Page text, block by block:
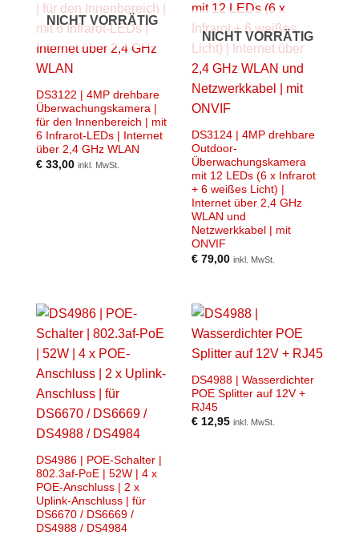
NICHT VORRÄTIG
DS3122 | 4MP drehbare
Überwachungskamera |
für den Innenbereich | mit
6 Infrarot-LEDs | Internet
über 2,4 GHz WLAN
€ 33,00 inkl. MwSt.
NICHT VORRÄTIG
DS3124 | 4MP drehbare
Outdoor-
Überwachungskamera
mit 12 LEDs (6 x Infrarot
+ 6 weißes Licht) |
Internet über 2,4 GHz
WLAN und
Netzwerkkabel | mit
ONVIF
€ 79,00 inkl. MwSt.
DS4986 | POE-Schalter |
802.3af-PoE | 52W | 4 x
POE-Anschluss | 2 x
Uplink-Anschluss | für
DS6670 / DS6669 /
DS4988 / DS4984
DS4988 | Wasserdichter
POE Splitter auf 12V +
RJ45
€ 12,95 inkl. MwSt.